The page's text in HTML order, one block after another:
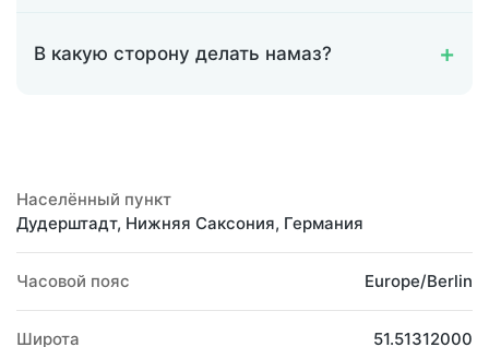
В какую сторону делать намаз?
Населённый пункт
Дудерштадт, Нижняя Саксония, Германия
Часовой пояс Europe/Berlin
Широта 51.51312000